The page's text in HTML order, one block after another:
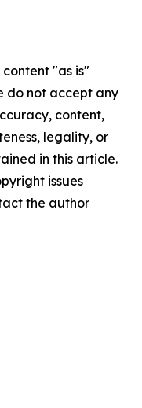
content "as is"
do not accept any
content,
legality, or
in this article.
issues
the author